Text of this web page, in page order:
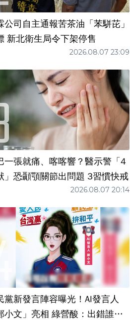
公司自主通報苦茶油「苯駢芘」
新北衛生局令下架停售
2026.08.07 23:09
一張就痛、喀喀響？醫示警「4
症狀」恐顳顎關節出問題 3習慣快戒
2026.08.07 20:14
黨新發言陣容曝光！AI發言人
小文」亮相 綠營酸：出錯誰負